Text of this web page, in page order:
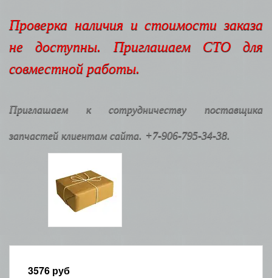
Проверка наличия и стоимости заказа
не доступны. Приглашаем СТО для
совместной работы.
Приглашаем к сотрудничеству поставщика
запчастей клиентам сайта. +7-906-795-34-38.
3576 руб